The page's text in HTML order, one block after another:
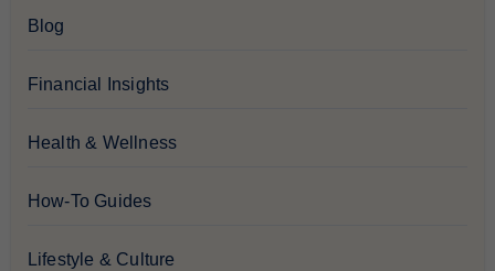
Blog
Financial Insights
Health & Wellness
How-To Guides
Lifestyle & Culture